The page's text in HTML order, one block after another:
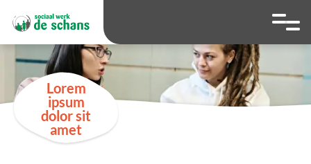
Hoog contrast
Ga naar
Lorem
ipsum
dolor sit
amet